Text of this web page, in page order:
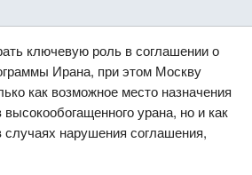
ключевую роль в соглашении о
Ирана, при этом Москву
как возможное место назначения
урана, но и как
случаях нарушения соглашения,